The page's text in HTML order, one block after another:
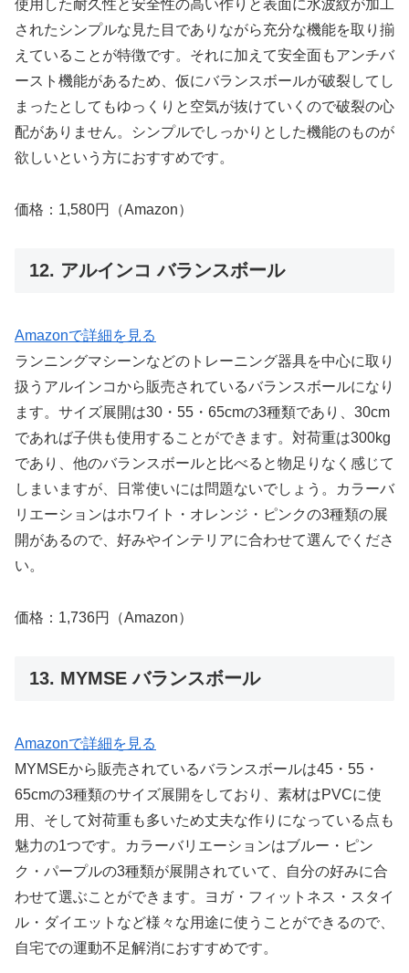
使用した耐久性と安全性の高い作りと表面に水波紋が加工
されたシンプルな見た目でありながら充分な機能を取り揃
えていることが特徴です。それに加えて安全面もアンチバ
ースト機能があるため、仮にバランスボールが破裂してし
まったとしてもゆっくりと空気が抜けていくので破裂の心
配がありません。シンプルでしっかりとした機能のものが
欲しいという方におすすめです。
価格：1,580円（Amazon）
12. アルインコ バランスボール
Amazonで詳細を見る
ランニングマシーンなどのトレーニング器具を中心に取り
扱うアルインコから販売されているバランスボールになり
ます。サイズ展開は30・55・65cmの3種類であり、30cm
であれば子供も使用することができます。対荷重は300kg
であり、他のバランスボールと比べると物足りなく感じて
しまいますが、日常使いには問題ないでしょう。カラーバ
リエーションはホワイト・オレンジ・ピンクの3種類の展
開があるので、好みやインテリアに合わせて選んでくださ
い。
価格：1,736円（Amazon）
13. MYMSE バランスボール
Amazonで詳細を見る
MYMSEから販売されているバランスボールは45・55・
65cmの3種類のサイズ展開をしており、素材はPVCに使
用、そして対荷重も多いため丈夫な作りになっている点も
魅力の1つです。カラーバリエーションはブルー・ピン
ク・パープルの3種類が展開されていて、自分の好みに合
わせて選ぶことができます。ヨガ・フィットネス・スタイ
ル・ダイエットなど様々な用途に使うことができるので、
自宅での運動不足解消におすすめです。